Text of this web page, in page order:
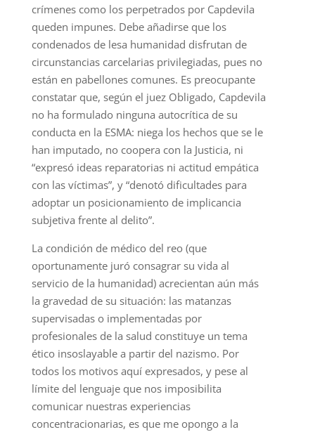
crímenes como los perpetrados por Capdevila
queden impunes. Debe añadirse que los
condenados de lesa humanidad disfrutan de
circunstancias carcelarias privilegiadas, pues no
están en pabellones comunes. Es preocupante
constatar que, según el juez Obligado, Capdevila
no ha formulado ninguna autocrítica de su
conducta en la ESMA: niega los hechos que se le
han imputado, no coopera con la Justicia, ni
“expresó ideas reparatorias ni actitud empática
con las víctimas”, y “denotó dificultades para
adoptar un posicionamiento de implicancia
subjetiva frente al delito”.
La condición de médico del reo (que
oportunamente juró consagrar su vida al
servicio de la humanidad) acrecientan aún más
la gravedad de su situación: las matanzas
supervisadas o implementadas por
profesionales de la salud constituye un tema
ético insoslayable a partir del nazismo. Por
todos los motivos aquí expresados, y pese al
límite del lenguaje que nos imposibilita
comunicar nuestras experiencias
concentracionarias, es que me opongo a la